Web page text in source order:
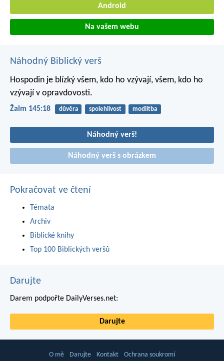
Android
Na vašem webu
Náhodný Biblický verš
Hospodin je blízký všem, kdo ho vzývají, všem, kdo ho
vzývají v opravdovosti.
Žalm 145:18 důvěra spolehlivost modlitba
Náhodný verš!
Náhodný verš s obrázkem
Pokračovat ve čtení
Témata
Archiv
Biblické knihy
Top 100 Biblických veršů
Darujte
Darem podpořte DailyVerses.net:
Darujte
O mě Darujte Kontakt Ochrana soukromí